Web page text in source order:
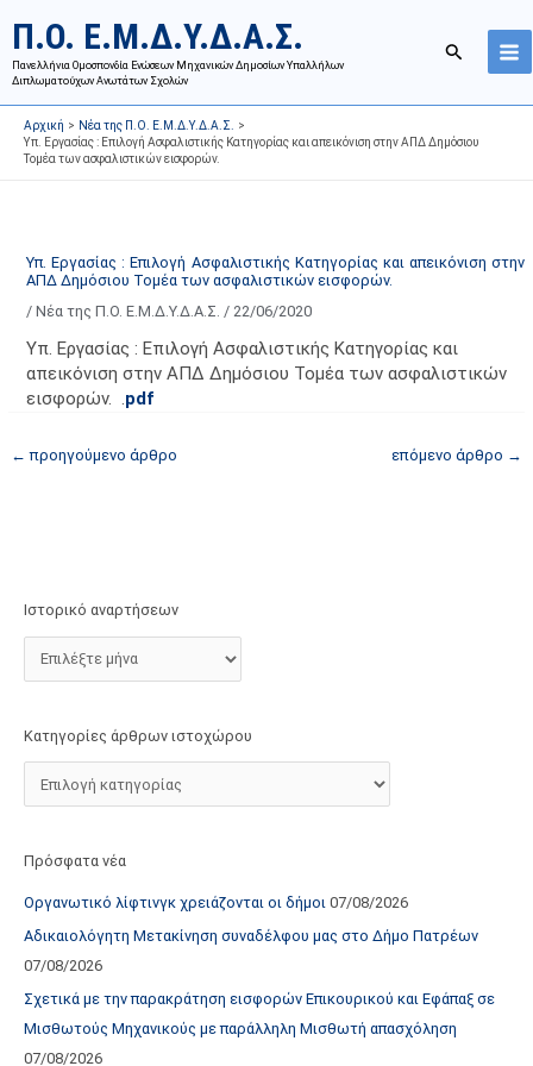
περιεχόμενο
Π.Ο. Ε.Μ.Δ.Υ.Δ.Α.Σ.
Πανελλήνια Ομοσπονδία Ενώσεων Μηχανικών Δημοσίων Υπαλλήλων
Διπλωματούχων Ανωτάτων Σχολών
Αναζήτηση
Αρχική
Νέα της Π.Ο. Ε.Μ.Δ.Υ.Δ.Α.Σ.
Υπ. Εργασίας : Επιλογή Ασφαλιστικής Κατηγορίας και απεικόνιση στην ΑΠΔ Δημόσιου
Τομέα των ασφαλιστικών εισφορών.
Υπ. Εργασίας : Επιλογή Ασφαλιστικής Κατηγορίας και απεικόνιση στην
ΑΠΔ Δημόσιου Τομέα των ασφαλιστικών εισφορών.
/ Νέα της Π.Ο. Ε.Μ.Δ.Υ.Δ.Α.Σ. / 22/06/2020
Υπ. Εργασίας : Επιλογή Ασφαλιστικής Κατηγορίας και
απεικόνιση στην ΑΠΔ Δημόσιου Τομέα των ασφαλιστικών
εισφορών. .pdf
← προηγούμενο άρθρο επόμενο άρθρο →
Ιστορικό αναρτήσεων
τ
ο
ρ
ι
ν
α
ρ
τ
ή
ε
Κατηγορίες άρθρων ιστοχώρου
τ
η
γ
ο
ς
ά
ρ
θ
ρ
ν
χ
ώ
υ
Πρόσφατα νέα
Οργανωτικό λίφτινγκ χρειάζονται οι δήμοι 07/08/2026
Αδικαιολόγητη Μετακίνηση συναδέλφου μας στο Δήμο Πατρέων
07/08/2026
Σχετικά με την παρακράτηση εισφορών Επικουρικού και Εφάπαξ σε
Μισθωτούς Μηχανικούς με παράλληλη Μισθωτή απασχόληση
07/08/2026